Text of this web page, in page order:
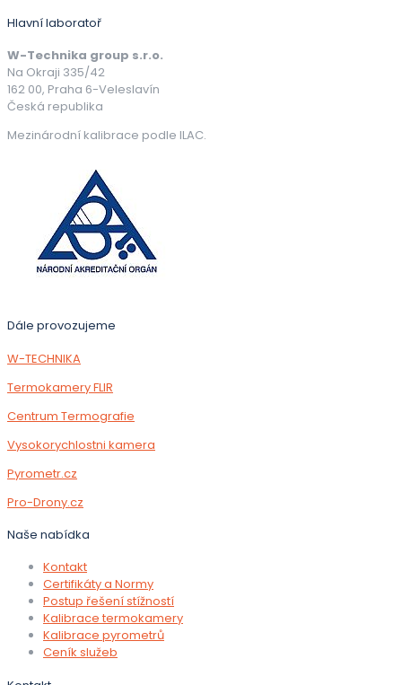
Hlavní laboratoř
W-Technika group s.r.o.
Na Okraji 335/42
162 00, Praha 6-Veleslavín
Česká republika
Mezinárodní kalibrace podle ILAC.
Dále provozujeme
W-TECHNIKA
Termokamery FLIR
Centrum Termografie
Vysokorychlostni kamera
Pyrometr.cz
Pro-Drony.cz
Naše nabídka
Kontakt
Certifikáty a Normy
Postup řešení stížností
Kalibrace termokamery
Kalibrace pyrometrů
Ceník služeb